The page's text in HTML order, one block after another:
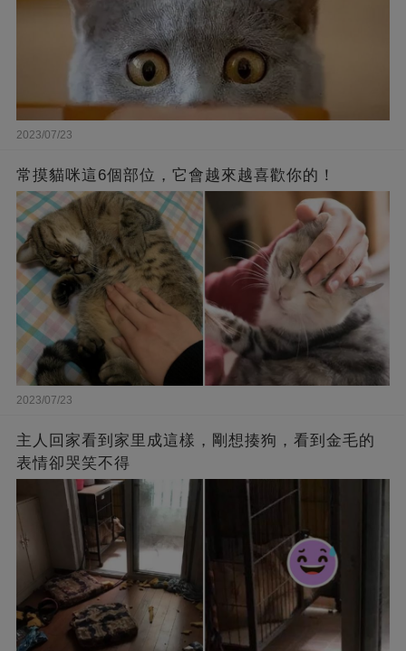
2023/07/23
常摸貓咪這6個部位，它會越來越喜歡你的！
2023/07/23
主人回家看到家里成這樣，剛想揍狗，看到金毛的
表情卻哭笑不得